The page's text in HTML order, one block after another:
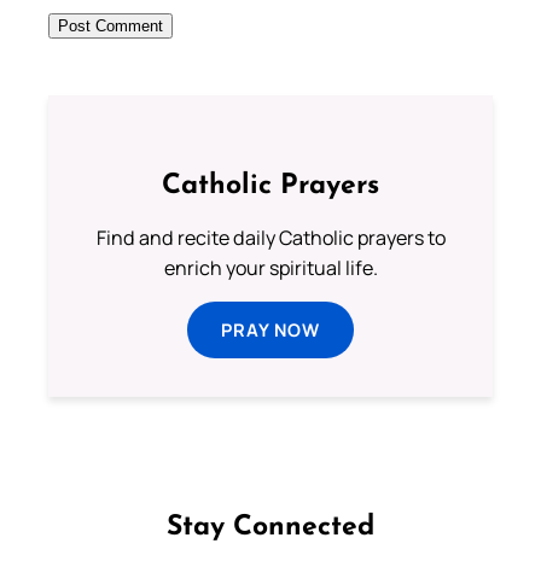
Catholic Prayers
Find and recite daily Catholic prayers to
enrich your spiritual life.
PRAY NOW
Stay Connected